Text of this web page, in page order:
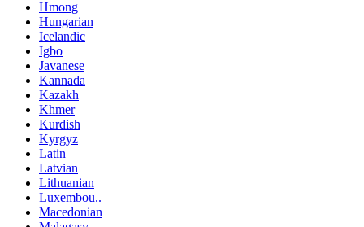
Hmong
Hungarian
Icelandic
Igbo
Javanese
Kannada
Kazakh
Khmer
Kurdish
Kyrgyz
Latin
Latvian
Lithuanian
Luxembou..
Macedonian